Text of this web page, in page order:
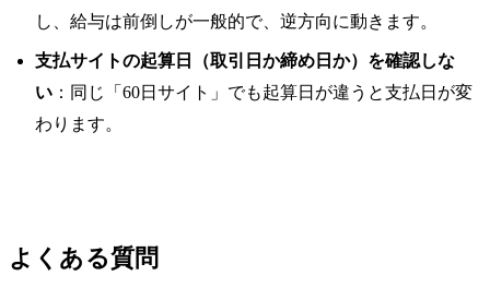
し、給与は前倒しが一般的で、逆方向に動きます。
支払サイトの起算日（取引日か締め日か）を確認しな
い ：同じ「60日サイト」でも起算日が違うと支払日が変
わります。
よくある質問